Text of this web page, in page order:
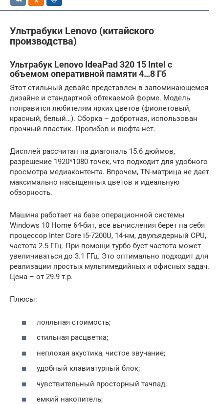
Ультрабуки Lenovo (китайского
производства)
Ультрабук Lenovo IdeaPad 320 15 Intel с
объемом оперативной памяти 4…8 Гб
Этот стильный девайс представлен в запоминающемся
дизайне и стандартной обтекаемой форме. Модель
понравится любителям ярких цветов (фиолетовый,
красный, белый…). Сборка – добротная, использован
прочный пластик. Прогибов и люфта нет.
Дисплей рассчитан на диагональ 15.6 дюймов,
разрешение 1920*1080 точек, что подходит для удобного
просмотра медиаконтента. Впрочем, TN-матрица не дает
максимально насыщенных цветов и идеальную
обзорность.
Машина работает на базе операционной системы
Windows 10 Home 64-бит, все вычисления берет на себя
процессор Inter Core i5-7200U, 14-нм, двухъядерный CPU,
частота 2.5 ГГц. При помощи турбо-буст частота может
увеличиваться до 3.1 ГГц. Это оптимально подходит для
реализации простых мультимедийных и офисных задач.
Цена – от 29.9 т.р.
Плюсы:
лояльная стоимость;
стильная расцветка;
неплохая акустика, чистое звучание;
удобный клавиатурный блок;
чувствительный просторный тачпад;
емкий накопитель;